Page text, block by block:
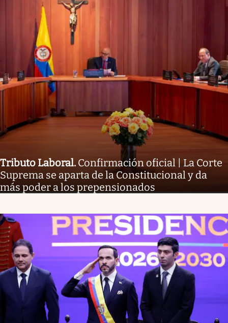
Tributo Laboral. Confirmación oficial | La Corte
Suprema se aparta de la Constitucional y da
más poder a los prepensionados